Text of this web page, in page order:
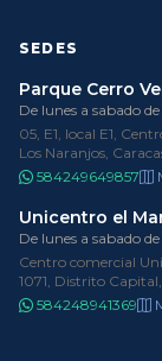
SEDES
Parque Cerro
De lunes a sabado
05, E1, local E1,
Los Naranjos,
584249649857
Unicentro el
De lunes a sabado
Centro comercial
1071, Distrito
584248941369